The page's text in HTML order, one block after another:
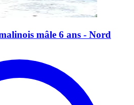
mâle 6 ans - Nord